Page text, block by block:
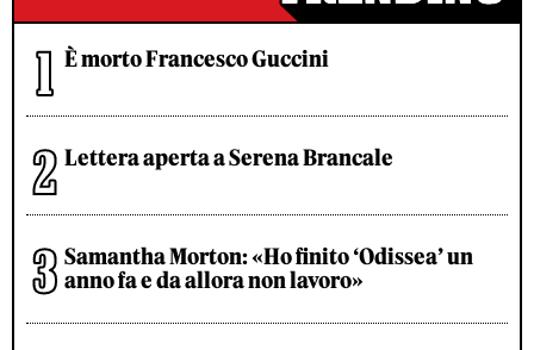
È morto Francesco Guccini
Lettera aperta a Serena Brancale
Samantha Morton: «Ho finito ‘Odissea’ un
anno fa e da allora non lavoro»